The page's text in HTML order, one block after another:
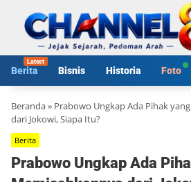
konten
Berita Bisnis Historia Foto
Beranda» Prabowo Ungkap Ada Pihak
dari Jokowi, Siapa Itu?
Berita
Prabowo Ungkap Ada